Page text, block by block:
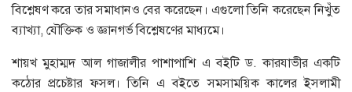
বিশ্লেষণ করে তার সমাধানও বের করেছেন। এগুলো তিনি করেছেন নিখুঁত
ব্যাখ্যা, যৌক্তিক ও জ্ঞানগর্ভ বিশ্লেষণের মাধ্যমে।
শায়খ মুহাম্মদ আল গাজালীর পাশাপাশি এ বইটি ড. কারযাভীর একটি
কঠোর প্রচেষ্টার ফসল। তিনি এ বইতে সমসাময়িক কালের ইসলামী